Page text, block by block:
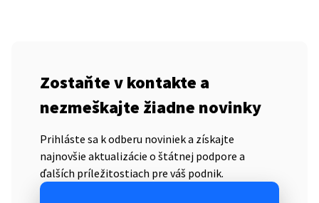
Zostaňte v kontakte a
nezmeškajte žiadne novinky
Prihláste sa k odberu noviniek a získajte
najnovšie aktualizácie o štátnej podpore a
ďalších príležitostiach pre váš podnik.